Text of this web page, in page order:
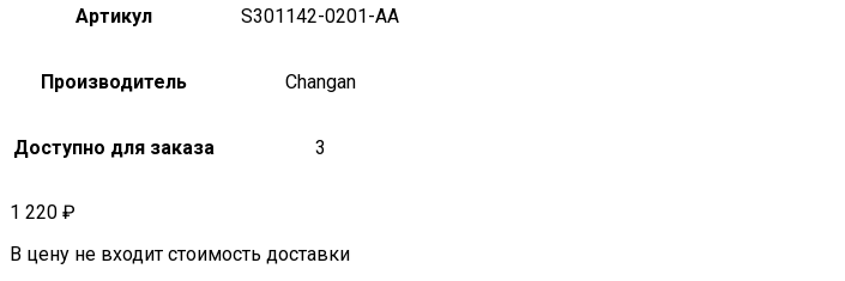
Артикул S301142-0201-AA
Производитель Changan
Доступно для заказа 3
1 220 ₽
В цену не входит стоимость доставки